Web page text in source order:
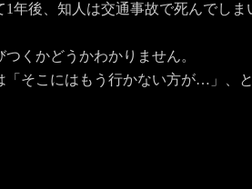
1年後、知人は交通事故で死んでしま
くかどうかわかりません。
「そこにはもう行かない方が…」、